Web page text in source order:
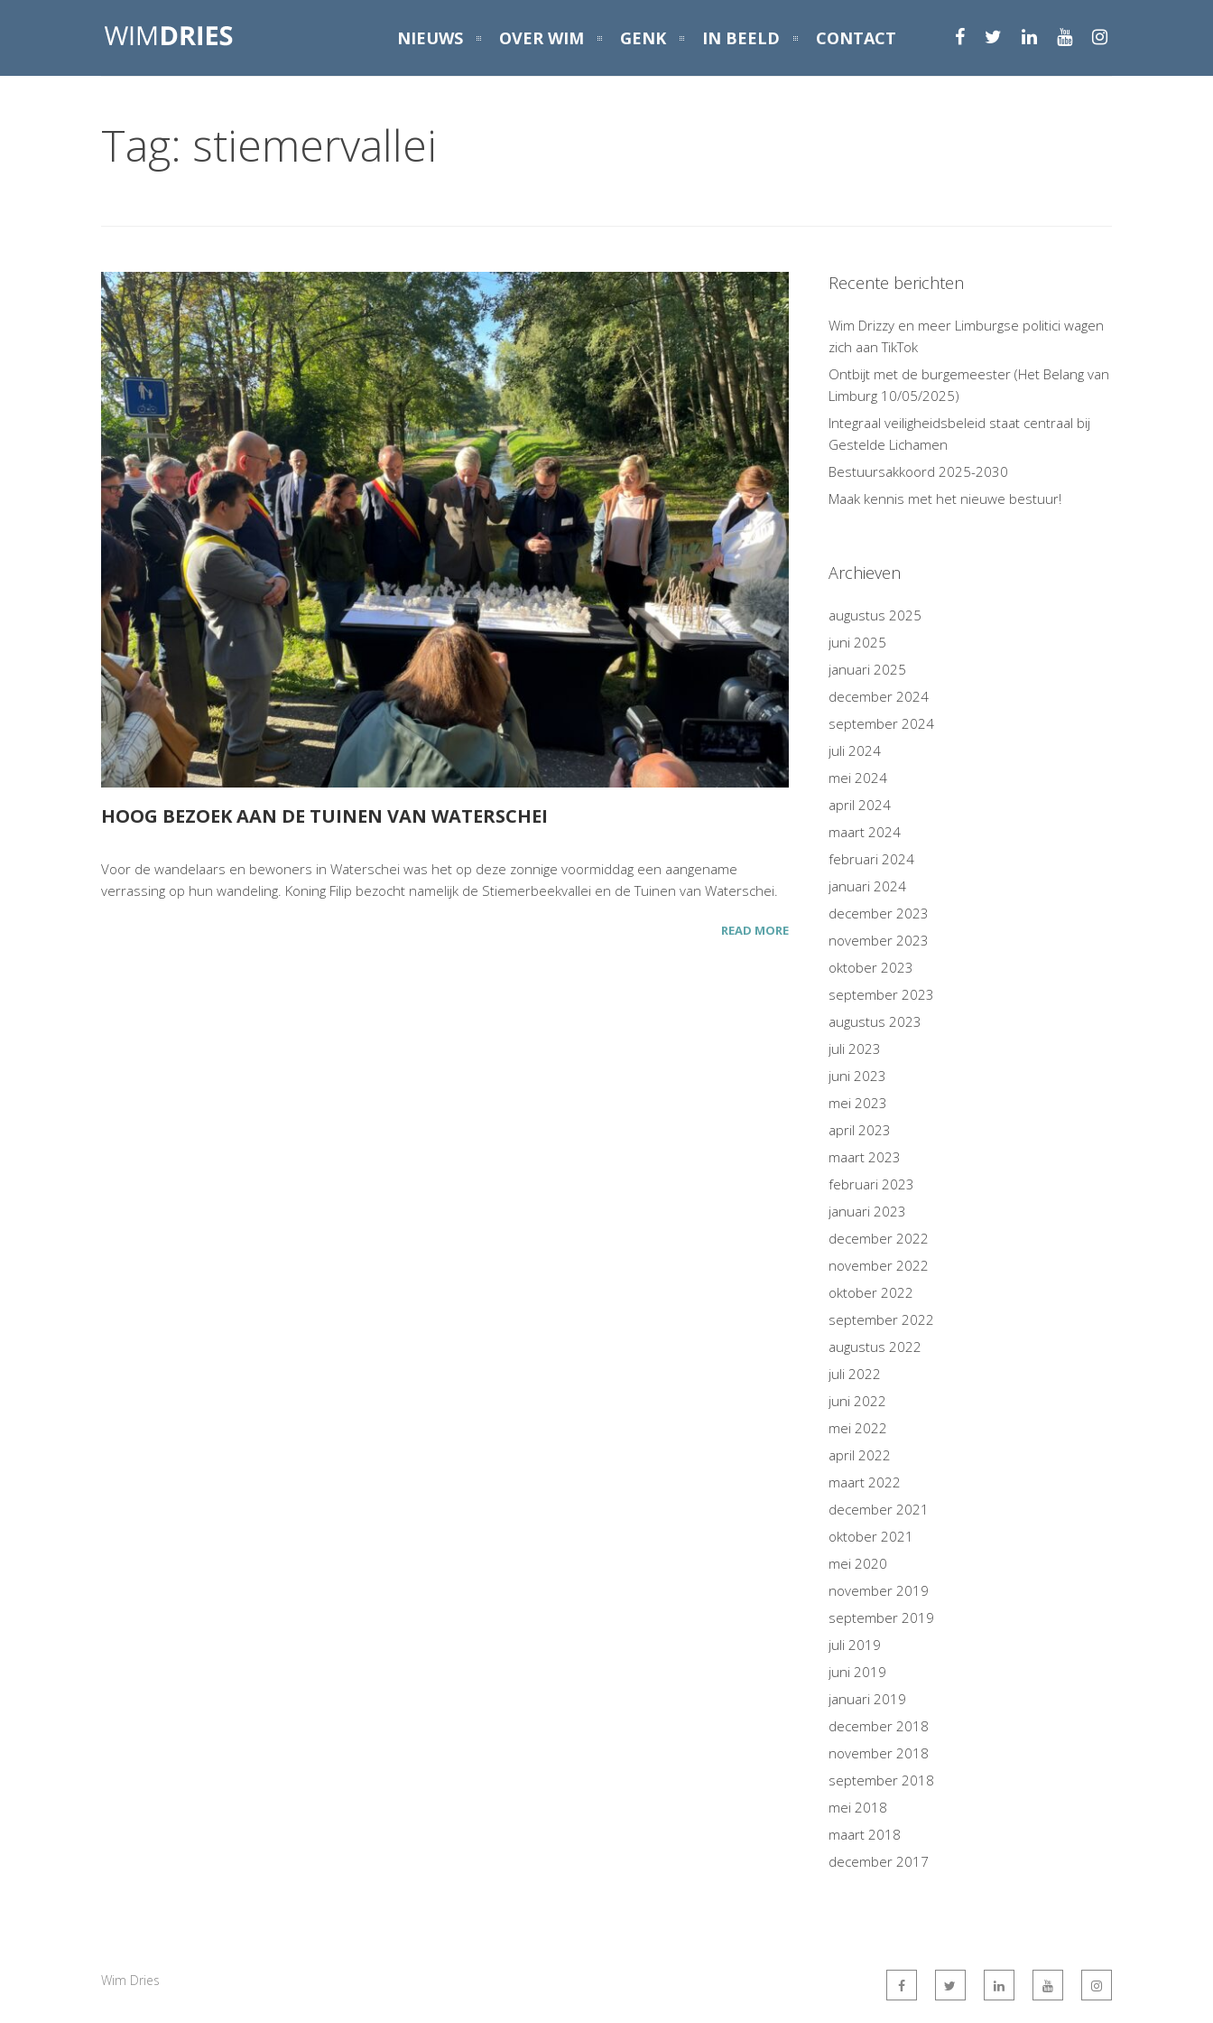
NIEUWS OVER WIM GENK IN BEELD CONTACT
Tag: stiemervallei
HOOG BEZOEK AAN DE TUINEN VAN WATERSCHEI
Voor de wandelaars en bewoners in Waterschei was het op deze zonnige voormiddag een aangename
verrassing op hun wandeling. Koning Filip bezocht namelijk de Stiemerbeekvallei en de Tuinen van Waterschei.
READ MORE
Recente berichten
Wim Drizzy en meer Limburgse politici wagen
zich aan TikTok
Ontbijt met de burgemeester (Het Belang van
Limburg 10/05/2025)
Integraal veiligheidsbeleid staat centraal bij
Gestelde Lichamen
Bestuursakkoord 2025-2030
Maak kennis met het nieuwe bestuur!
Archieven
augustus 2025
juni 2025
januari 2025
december 2024
september 2024
juli 2024
mei 2024
april 2024
maart 2024
februari 2024
januari 2024
december 2023
november 2023
oktober 2023
september 2023
augustus 2023
juli 2023
juni 2023
mei 2023
april 2023
maart 2023
februari 2023
januari 2023
december 2022
november 2022
oktober 2022
september 2022
augustus 2022
juli 2022
juni 2022
mei 2022
april 2022
maart 2022
december 2021
oktober 2021
mei 2020
november 2019
september 2019
juli 2019
juni 2019
januari 2019
december 2018
november 2018
september 2018
mei 2018
maart 2018
december 2017
Wim Dries